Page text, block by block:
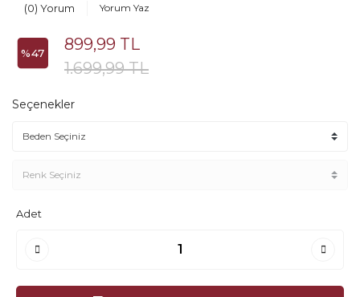
(0) Yorum Yorum Yaz
%47
899,99 TL
1.699,99 TL
Seçenekler
Adet